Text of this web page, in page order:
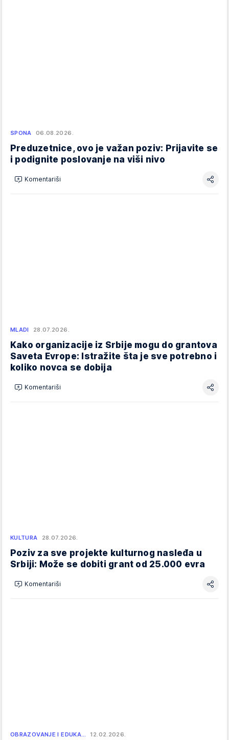
SPONA 06.08.2026.
Preduzetnice, ovo je važan poziv: Prijavite se
i podignite poslovanje na viši nivo
Komentariši
MLADI 28.07.2026.
Kako organizacije iz Srbije mogu do grantova
Saveta Evrope: Istražite šta je sve potrebno i
koliko novca se dobija
Komentariši
KULTURA 28.07.2026.
Poziv za sve projekte kulturnog nasleđa u
Srbiji: Može se dobiti grant od 25.000 evra
Komentariši
OBRAZOVANJE I EDUKA… 12.02.2026.